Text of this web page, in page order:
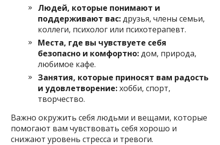
Людей, которые понимают и
поддерживают вас:друзья, члены семьи,
коллеги, психолог или психотерапевт.
Места, где вы чувствуете себя
безопасно и комфортно:дом, природа,
любимое кафе.
Занятия, которые приносят вам радость
и удовлетворение:хобби, спорт,
творчество.
Важно окружить себя людьми и вещами, которые
помогают вам чувствовать себя хорошо и
снижают уровень стресса и тревоги.